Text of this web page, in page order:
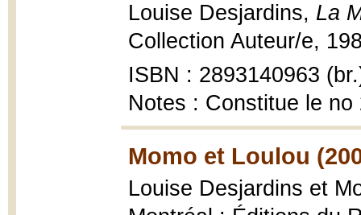
Louise Desjardins, La
Collection Auteur/e,
ISBN : 2893140963
Notes : Constitue le
Momo et Loulou
Louise Desjardins et